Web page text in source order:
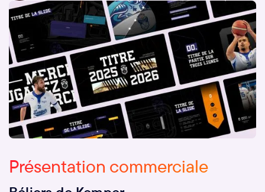
Présentation commerciale